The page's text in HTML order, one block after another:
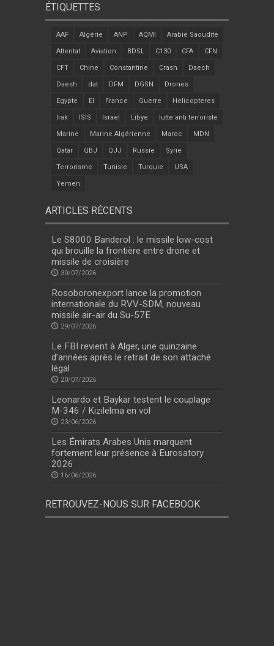
ÉTIQUETTES
AAF Algérie ANP AQMI Arabie Saoudite
Attentat Aviation BDSL C130 CFA CFN
CFT Chine Constantine Crash Daech
Daesh dat DFM DGSN Drones
Egypte EI France Guerre Helicopteres
Irak ISIS Israel Libye lutte anti terroriste
Marine Marine Algérienne Maroc MDN
Qatar QBJ QJJ Russie Syrie
Terrorisme Tunisie Turquie USA
Yemen
ARTICLES RÉCENTS
Le S8000 Banderol : le missile low-cost
qui brouille la frontière entre drone et
missile de croisière
30/07/2026
Rosoboronexport lance la promotion
internationale du RVV-SDM, nouveau
missile air-air du Su-57E
29/07/2026
Le FBI revient à Alger, une quinzaine
d’années après le retrait de son attaché
légal
20/07/2026
Leonardo et Baykar testent le couplage
M-346 / Kızılelma en vol
23/06/2026
Les Émirats Arabes Unis marquent
fortement leur présence à Eurosatory
2026
16/06/2026
RETROUVEZ-NOUS SUR FACEBOOK